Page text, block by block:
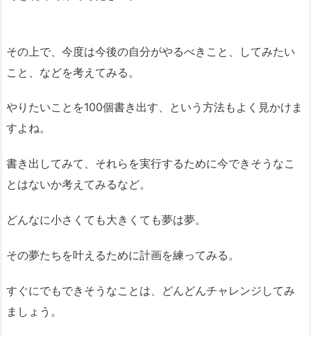
その上で、今度は今後の自分がやるべきこと、してみたい
こと、などを考えてみる。
やりたいことを100個書き出す、という方法もよく見かけま
すよね。
書き出してみて、それらを実行するために今できそうなこ
とはないか考えてみるなど。
どんなに小さくても大きくても夢は夢。
その夢たちを叶えるために計画を練ってみる。
すぐにでもできそうなことは、どんどんチャレンジしてみ
ましょう。